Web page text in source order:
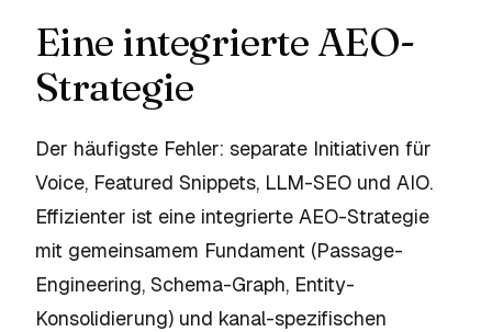
Eine integrierte AEO-
Strategie
Der häufigste Fehler: separate Initiativen für
Voice, Featured Snippets, LLM-SEO und AIO.
Effizienter ist eine integrierte AEO-Strategie
mit gemeinsamem Fundament (Passage-
Engineering, Schema-Graph, Entity-
Konsolidierung) und kanal-spezifischen